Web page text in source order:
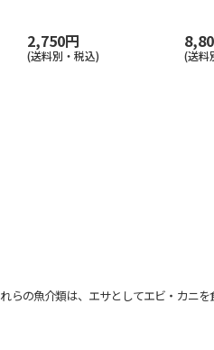
2,750円
(送料別・税込) (送料
の魚介類は、エサとしてエビ・カニを